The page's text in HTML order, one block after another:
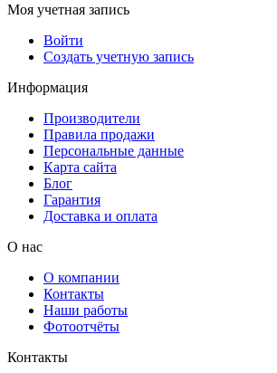
Моя учетная запись
Войти
Создать учетную запись
Информация
Производители
Правила продажи
Персональные данные
Карта сайта
Блог
Гарантия
Доставка и оплата
О нас
О компании
Контакты
Наши работы
Фотоотчёты
Контакты